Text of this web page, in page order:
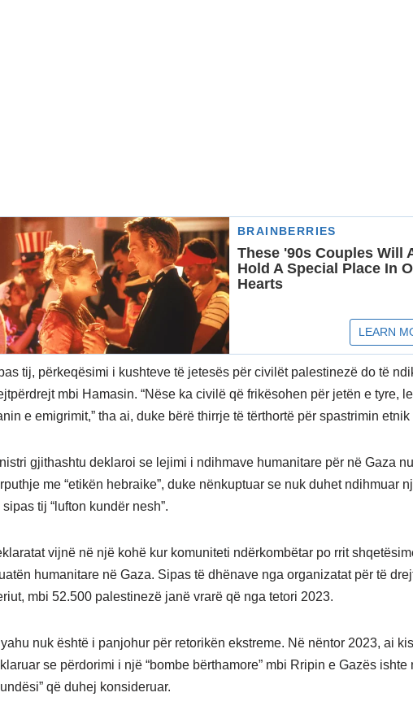
tij, përkeqësimi i kushteve të jetesës për civilët palestinezë do të
mbi Hamasin. “Nëse ka civilë që frikësohen për jetën e tyre,
e emigrimit,” tha ai, duke bërë thirrje të tërthortë për spastrimin etnik
gjithashtu deklaroi se lejimi i ndihmave humanitare për në Gaza
me “etikën hebraike”, duke nënkuptuar se nuk duhet ndihmuar
sipas tij “lufton kundër nesh”.
vijnë në një kohë kur komuniteti ndërkombëtar po rrit
humanitare në Gaza. Sipas të dhënave nga organizatat për të
mbi 52.500 palestinezë janë vrarë që nga tetori 2023.
nuk është i panjohur për retorikën ekstreme. Në nëntor 2023, ai
se përdorimi i një “bombe bërthamore” mbi Rripin e Gazës ishte
që duhej konsideruar.